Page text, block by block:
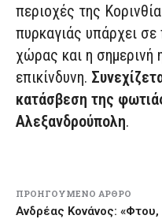
περιοχές της
πυρκαγιάς υπάρχει
χώρας και η σημερινή
επικίνδυνη.
κατάσβεση της
Αλεξανδρούπολη.
ΠΡΟΗΓΟΎΜΕΝΟ ΆΡΘΡΟ
Ανδρέας Κονάνος: «Φτου,